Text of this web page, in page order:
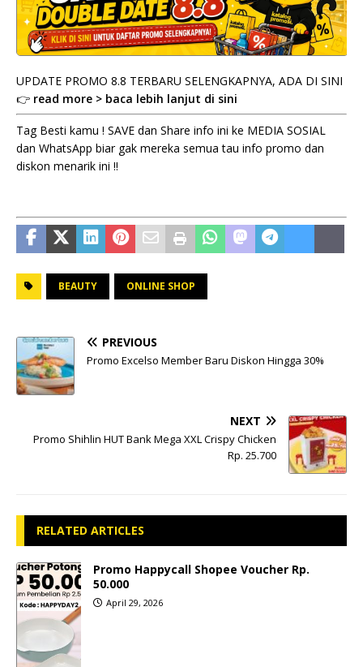
UPDATE PROMO 8.8 TERBARU SELENGKAPNYA, ADA DI SINI
👉 read more > baca lebih lanjut di sini
Tag Besti kamu ! SAVE dan Share info ini ke MEDIA SOSIAL
dan WhatsApp biar gak mereka semua tau info promo dan
diskon menarik ini !!
BEAUTY ONLINE SHOP
PREVIOUS
Promo Excelso Member Baru Diskon Hingga 30%
NEXT
Promo Shihlin HUT Bank Mega XXL Crispy Chicken
Rp. 25.700
RELATED ARTICLES
Promo Happycall Shopee Voucher Rp.
50.000
April 29, 2026